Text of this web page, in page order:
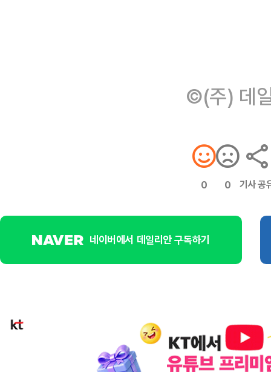
©(주) 데
0 0 기사 공
네이버에서 데일리안 구독하기